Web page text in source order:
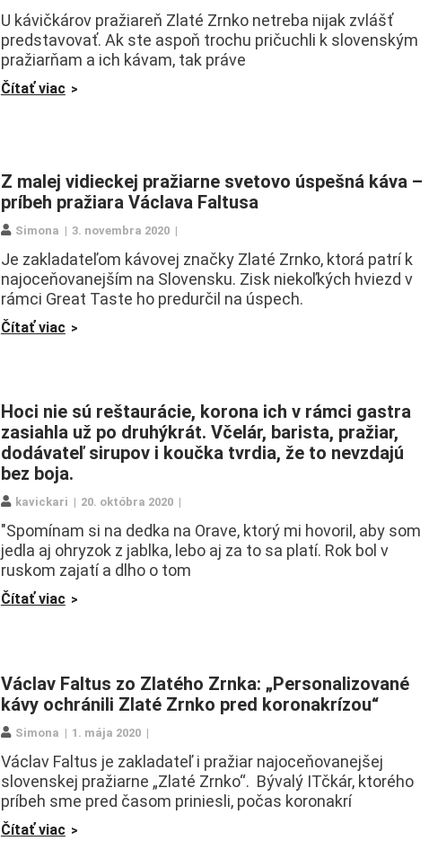
U kávičkárov pražiareň Zlaté Zrnko netreba nijak zvlášť
predstavovať. Ak ste aspoň trochu pričuchli k slovenským
pražiarňam a ich kávam, tak práve
Čítať viac
Z malej vidieckej pražiarne svetovo úspešná káva –
príbeh pražiara Václava Faltusa
Simona 3. novembra 2020
Je zakladateľom kávovej značky Zlaté Zrnko, ktorá patrí k
najoceňovanejším na Slovensku. Zisk niekoľkých hviezd v
rámci Great Taste ho predurčil na úspech.
Čítať viac
Hoci nie sú reštaurácie, korona ich v rámci gastra
zasiahla už po druhýkrát. Včelár, barista, pražiar,
dodávateľ sirupov i koučka tvrdia, že to nevzdajú
bez boja.
kavickari 20. októbra 2020
"Spomínam si na dedka na Orave, ktorý mi hovoril, aby som
jedla aj ohryzok z jablka, lebo aj za to sa platí. Rok bol v
ruskom zajatí a dlho o tom
Čítať viac
Václav Faltus zo Zlatého Zrnka: „Personalizované
kávy ochránili Zlaté Zrnko pred koronakrízou“
Simona 1. mája 2020
Václav Faltus je zakladateľ i pražiar najoceňovanejšej
slovenskej pražiarne „Zlaté Zrnko“. Bývalý ITčkár, ktorého
príbeh sme pred časom priniesli, počas koronakrí
Čítať viac